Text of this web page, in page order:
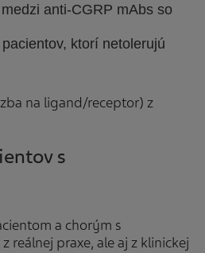
anti-CGRP mAbs so
ktorí netolerujú
na ligand/receptor) z
s
a chorým s
reálnej praxe, ale aj z klinickej